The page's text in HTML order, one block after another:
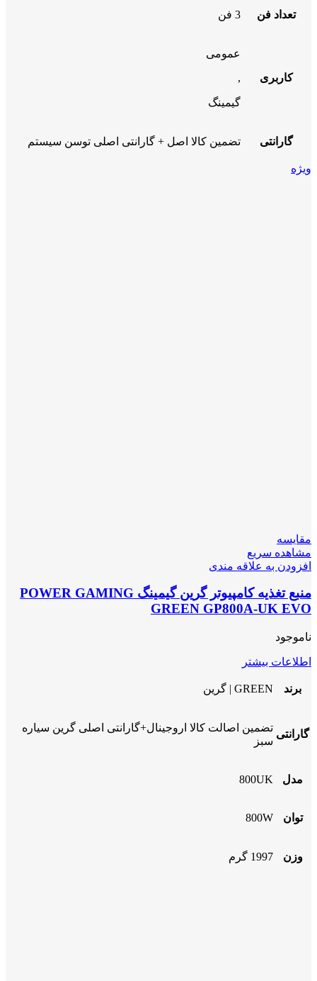
تعداد فن 3 فن
کاربری
عمومی
,
گیمینگ
گارانتی تضمین کالا اصل + گارانتی اصلی توسن سیستم
ویژه
مقایسه
مشاهده سریع
افزودن به علاقه مندی
منبع تغذیه کامپیوتر گرین گیمینگ POWER GAMING
GREEN GP800A-UK EVO
ناموجود
اطلاعات بیشتر
برند GREEN | گرین
گارانتی
تضمین اصالت کالا اروجینال+گارانتی اصلی گرین سیاره
سبز
مدل 800UK
توان 800W
وزن 1997 گرم